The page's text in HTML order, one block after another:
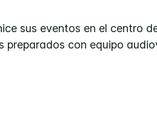
sus eventos en el centro
preparados con equipo